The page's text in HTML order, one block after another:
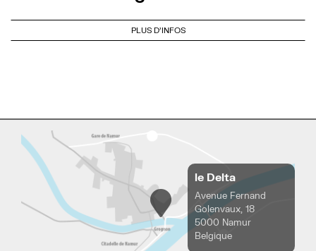
PLUS D'INFOS
le Delta
Avenue Fernand
Golenvaux, 18
5000 Namur
Belgique